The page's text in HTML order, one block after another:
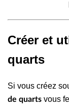
Créer et
quarts
Si vous créez
de quarts vous